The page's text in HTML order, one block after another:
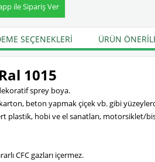
ile Sipariş Ver
SEÇENEKLERI ÜRÜN
1015
sprey boya.
beton yapmak çiçek vb. gibi
plastik, hobi ve el sanatları, motorsiklet/
CFC gazları içermez.